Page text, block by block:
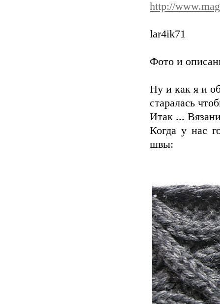
http://
lar4ik71
Фото и
Ну и как я и
старалась
Итак ...
Когда у нас
швы: